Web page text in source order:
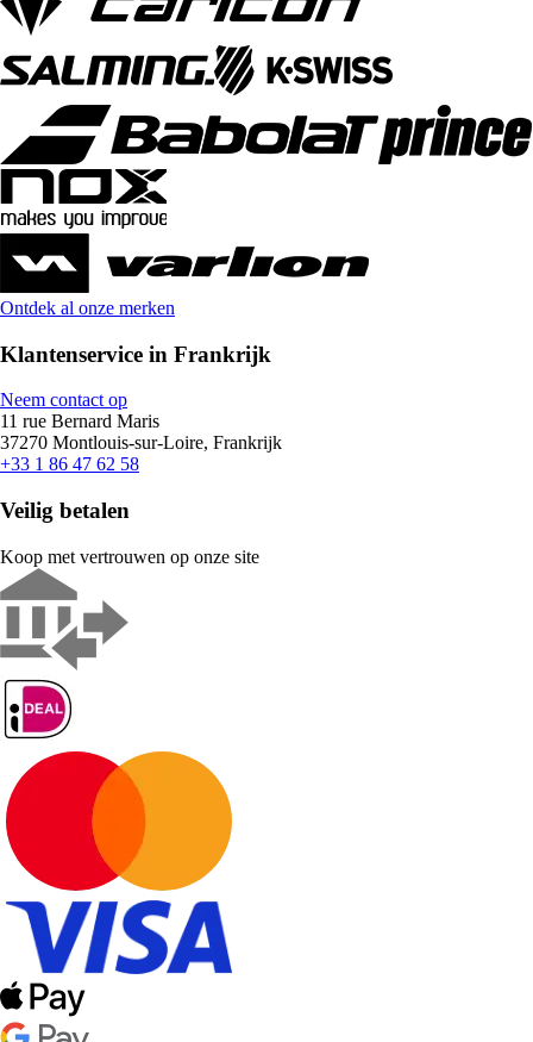
Ontdek al onze merken
Klantenservice in Frankrijk
Neem contact op
11 rue Bernard Maris
37270 Montlouis-sur-Loire, Frankrijk
+33 1 86 47 62 58
Veilig betalen
Koop met vertrouwen op onze site